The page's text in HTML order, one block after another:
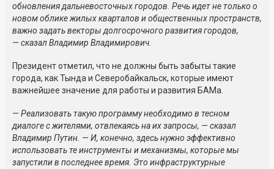
обновления дальневосточных городов. Речь идет не только о
новом облике жилых кварталов и общественных пространств,
важно задать векторы долгосрочного развития городов,
— сказал Владимир Владимирович.
Президент отметил, что не должны быть забыты такие
города, как Тында и Северобайкальск, которые имеют
важнейшее значение для работы и развития БАМа.
— Реализовать такую программу необходимо в тесном
диалоге с жителями, отвлекаясь на их запросы, — сказал
Владимир Путин. — И, конечно, здесь нужно эффективно
использовать те инструменты и механизмы, которые мы
запустили в последнее время. Это инфраструктурные